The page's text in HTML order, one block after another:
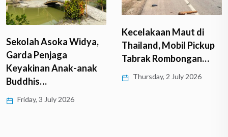
Sekolah Asoka Widya,
Garda Penjaga
Keyakinan Anak-anak
Buddhis…
Friday, 3 July 2026
Kecelakaan Maut di
Thailand, Mobil Pickup
Tabrak Rombongan…
Thursday, 2 July 2026